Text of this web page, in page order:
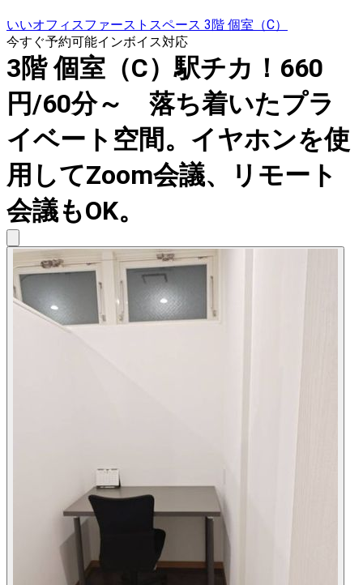
いいオフィスファーストスペース 3階 個室（C）
今すぐ予約可能インボイス対応
3階 個室（C）駅チカ！660
円/60分～ 落ち着いたプラ
イベート空間。イヤホンを使
用してZoom会議、リモート
会議もOK。